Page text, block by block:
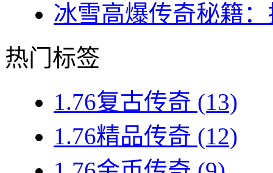
冰雪高爆传奇秘籍
热门标签
1.76复古传奇 (13)
1.76精品传奇 (12)